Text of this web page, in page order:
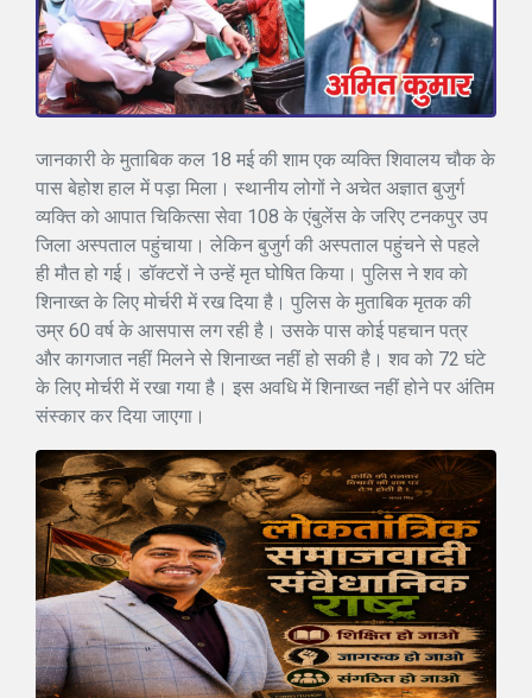
जानकारी के मुताबिक कल 18 मई की शाम एक व्यक्ति शिवालय चौक के
पास बेहोश हाल में पड़ा मिला। स्थानीय लोगों ने अचेत अज्ञात बुजुर्ग
व्यक्ति को आपात चिकित्सा सेवा 108 के एंबुलेंस के जरिए टनकपुर उप
जिला अस्पताल पहुंचाया। लेकिन बुजुर्ग की अस्पताल पहुंचने से पहले
ही मौत हो गई। डॉक्टरों ने उन्हें मृत घोषित किया। पुलिस ने शव काे
शिनाख्त के लिए मोर्चरी में रख दिया है। पुलिस के मुताबिक मृतक की
उम्र 60 वर्ष के आसपास लग रही है। उसके पास कोई पहचान पत्र
और कागजात नहीं मिलने से शिनाख्त नहीं हो सकी है। शव को 72 घंटे
के लिए मोर्चरी में रखा गया है। इस अवधि में शिनाख्त नहीं होने पर अंतिम
संस्कार कर दिया जाएगा।